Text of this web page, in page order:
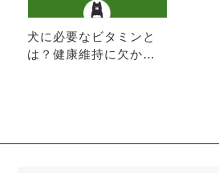
犬に必要なビタミンと
は？健康維持に欠かせ